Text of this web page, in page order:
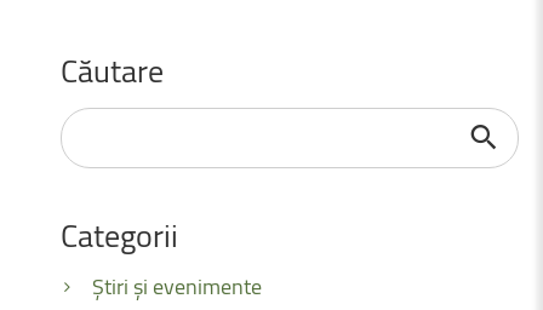
Căutare
Căutare
...
Categorii
Știri și evenimente